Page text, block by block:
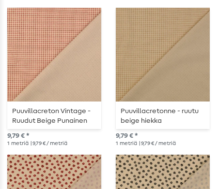
Puuvillacreton Vintage -
Ruudut Beige Punainen
9,79 € *
1 metriä | 9,79 € / metriä
Puuvillacretonne - ruutu
beige hiekka
9,79 € *
1 metriä | 9,79 € / metriä